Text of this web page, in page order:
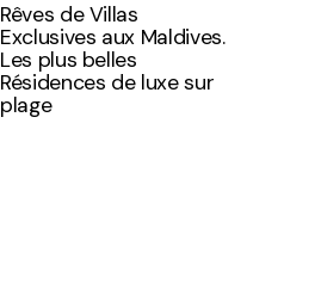
Rêves de Villas
Exclusives aux Maldives.
Les plus belles
Résidences de luxe sur
plage